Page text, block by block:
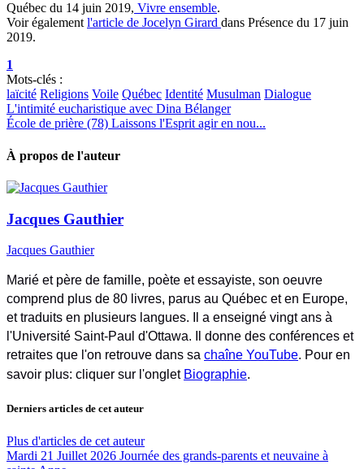
Québec du 14 juin 2019, Vivre ensemble.
Voir également l'article de Jocelyn Girard dans Présence du 17 juin
2019.
1
Mots-clés :
laïcité Religions Voile Québec Identité Musulman Dialogue
L'intimité eucharistique avec Dina Bélanger
École de prière (78) Laissons l'Esprit agir en nou...
À propos de l'auteur
Jacques Gauthier
Jacques Gauthier
Marié et père de famille, poète et essayiste, son oeuvre
comprend plus de 80 livres, parus au Québec et en Europe,
et traduits en plusieurs langues. Il a enseigné vingt ans à
l'Université Saint-Paul d'Ottawa. Il donne des conférences et
retraites que l'on retrouve dans sa chaîne YouTube. Pour en
savoir plus: cliquer sur l'onglet Biographie.
Derniers articles de cet auteur
Plus d'articles de cet auteur
Mardi 21 Juillet 2026 Journée des grands-parents et neuvaine à